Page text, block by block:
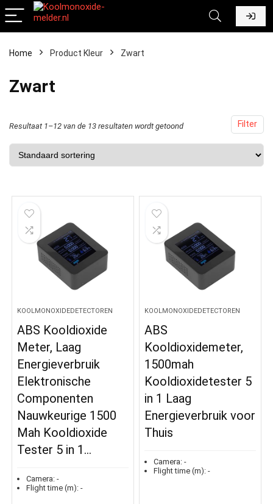
Home Product Kleur ‎Zwart
‎Zwart
Filter
Resultaat 1–12 van de 13 resultaten wordt getoond
KOOLMONOXIDEDETECTOREN
ABS Kooldioxide
Meter, Laag
Energieverbruik
Elektronische
Componenten
Nauwkeurige 1500
Mah Kooldioxide
Tester 5 in 1…
Camera: -
Flight time (m): -
KOOLMONOXIDEDETECTOREN
ABS
Kooldioxidemeter,
1500mah
Kooldioxidetester 5
in 1 Laag
Energieverbruik voor
Thuis
Camera: -
Flight time (m): -